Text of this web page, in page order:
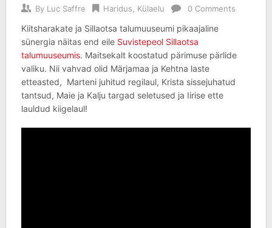
By Luc Saffre Haridus Külaelu 0 Comments
Kiitsharakate ja Sillaotsa talumuuseumi pikaajaline
sünergia näitas end eile Suvistepeol Sillaotsa
talumuuseumis. Maitsekalt koostatud pärimuse pärlide
valiku. Nii vahvad olid Märjamaa ja Kehtna laste
etteasted, Marteni juhitud regilaul, Krista sissejuhatud
tantsud, Maie ja Kalju targad seletused ja Iirise ette
lauldud kiigelaul!